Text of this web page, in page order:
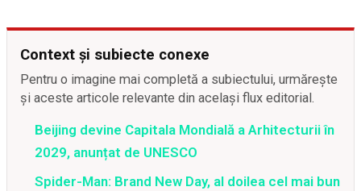
Context și subiecte conexe
Pentru o imagine mai completă a subiectului, urmărește
și aceste articole relevante din același flux editorial.
Beijing devine Capitala Mondială a Arhitecturii în
2029, anunțat de UNESCO
Spider-Man: Brand New Day, al doilea cel mai bun